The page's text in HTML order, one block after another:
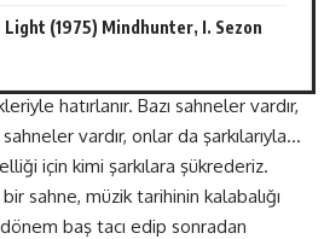
(1975) Mindhunter, I. Sezon
hatırlanır. Bazı sahneler vardır,
vardır, onlar da şarkılarıyla…
için kimi şarkılara şükrederiz.
sahne, müzik tarihinin kalabalığı
baş tacı edip sonradan